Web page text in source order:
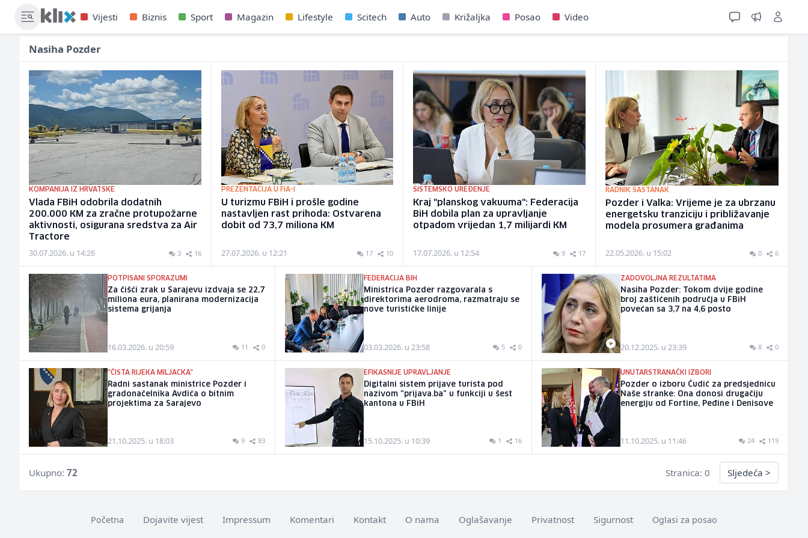
Vijesti Biznis Sport Magazin Lifestyle Scitech Auto Križaljka Posao Video
Nasiha Pozder
KOMPANIJA IZ HRVATSKE
Vlada FBiH odobrila dodatnih
200.000 KM za zračne protupožarne
aktivnosti, osigurana sredstva za Air
Tractore
30.07.2026. u 14:26 3 16
PREZENTACIJA U FIA-I
U turizmu FBiH i prošle godine
nastavljen rast prihoda: Ostvarena
dobit od 73,7 miliona KM
27.07.2026. u 12:21 17 10
SISTEMSKO UREĐENJE
Kraj "planskog vakuuma": Federacija
BiH dobila plan za upravljanje
otpadom vrijedan 1,7 milijardi KM
17.07.2026. u 12:54 9 17
RADNIK SASTANAK
Pozder i Valka: Vrijeme je za ubrzanu
energetsku tranziciju i približavanje
modela prosumera građanima
22.05.2026. u 15:02 0 6
POTPISANI SPORAZUMI
Za čišći zrak u Sarajevu izdvaja se 22,7
miliona eura, planirana modernizacija
sistema grijanja
16.03.2026. u 20:59 11 0
FEDERACIJA BIH
Ministrica Pozder razgovarala s
direktorima aerodroma, razmatraju se
nove turističke linije
03.03.2026. u 23:58 5 0
ZADOVOLJNA REZULTATIMA
Nasiha Pozder: Tokom dvije godine
broj zaštićenih područja u FBiH
povećan sa 3,7 na 4,6 posto
20.12.2025. u 23:39 8 0
"ČISTA RIJEKA MILJACKA"
Radni sastanak ministrice Pozder i
gradonačelnika Avdića o bitnim
projektima za Sarajevo
21.10.2025. u 18:03 9 83
EFIKASNIJE UPRAVLJANJE
Digitalni sistem prijave turista pod
nazivom "prijava.ba" u funkciji u šest
kantona u FBiH
15.10.2025. u 10:39 1 16
UNUTARSTRANAČKI IZBORI
Pozder o izboru Ćudić za predsjednicu
Naše stranke: Ona donosi drugačiju
energiju od Fortine, Peđine i Denisove
11.10.2025. u 11:46 24 119
Ukupno: 72 Stranica: 0 Sljedeća >
Početna Dojavite vijest Impressum Komentari Kontakt O nama Oglašavanje Privatnost Sigurnost Oglasi za posao